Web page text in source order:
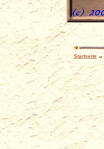
Startseite →